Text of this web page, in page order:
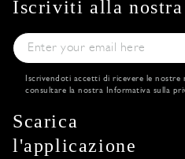
Iscriviti alla nostra
Iscrivendoti accetti di ricevere le
consultare la nostra
Informativa sulla
Scarica
l'applicazione